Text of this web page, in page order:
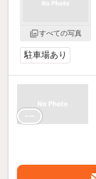
すべての写真
駐車場あり